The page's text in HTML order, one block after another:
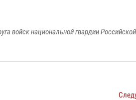
войск национальной гвардии